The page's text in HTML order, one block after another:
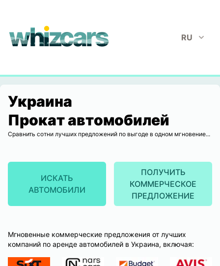
whizcars.com
RU
Украина
Прокат автомобилей
Сравнить сотни лучших предложений по выгоде в одном мгновение...
ИСКАТЬ
АВТОМОБИЛИ
ПОЛУЧИТЬ
КОММЕРЧЕСКОЕ
ПРЕДЛОЖЕНИЕ
Мгновенные коммерческие предложения от лучших
компаний по аренде автомобилей в Украина, включая: